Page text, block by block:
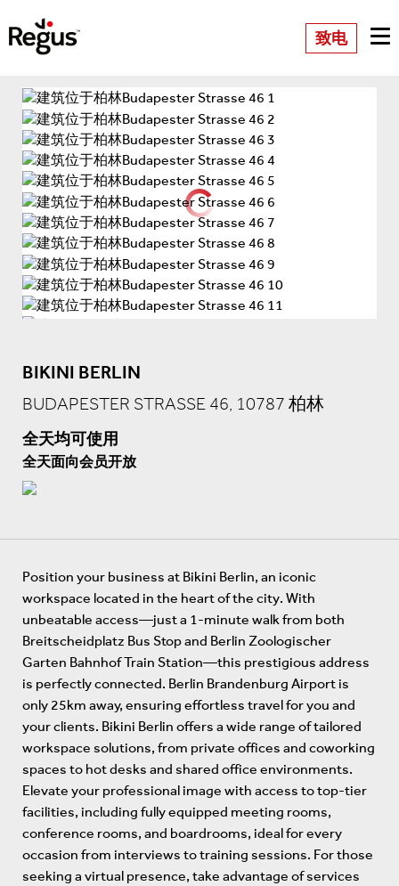
致电
BIKINI BERLIN
BUDAPESTER STRASSE 46, 10787 柏林
全天均可使用
全天面向会员开放
Position your business at Bikini Berlin, an iconic
workspace located in the heart of the city. With
unbeatable access—just a 1-minute walk from both
Breitscheidplatz Bus Stop and Berlin Zoologischer
Garten Bahnhof Train Station—this prestigious address
is perfectly connected. Berlin Brandenburg Airport is
only 25km away, ensuring effortless travel for you and
your clients. Bikini Berlin offers a wide range of tailored
workspace solutions, from private offices and coworking
spaces to hot desks and shared office environments.
Elevate your professional image with access to top-tier
facilities, including fully equipped meeting rooms,
conference rooms, and boardrooms, ideal for every
occasion from interviews to training sessions. For those
seeking a virtual presence, take advantage of services